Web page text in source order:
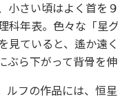
小さい頃はよく首を
年表。色々な「星グ
見ていると、遙か遠
ぶら下がって背骨を
ルフの作品には、恒